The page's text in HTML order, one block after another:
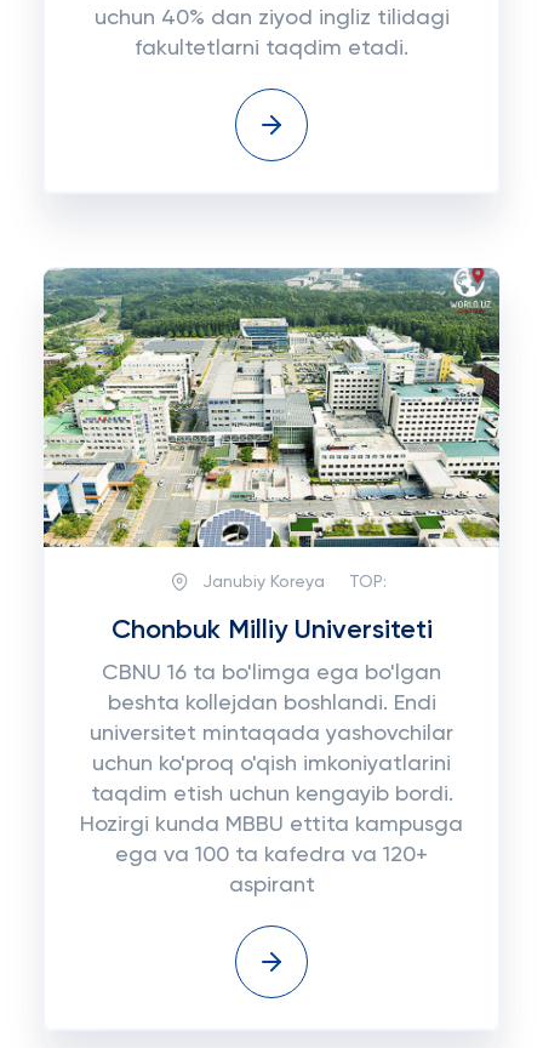
uchun 40% dan ziyod ingliz tilidagi
fakultetlarni taqdim etadi.
Janubiy Koreya TOP:
Chonbuk Milliy Universiteti
CBNU 16 ta bo'limga ega bo'lgan
beshta kollejdan boshlandi. Endi
universitet mintaqada yashovchilar
uchun ko'proq o'qish imkoniyatlarini
taqdim etish uchun kengayib bordi.
Hozirgi kunda MBBU ettita kampusga
ega va 100 ta kafedra va 120+
aspirant